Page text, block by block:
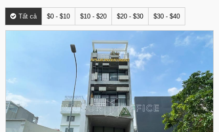
Tất cả $0 - $10 $10 - $20 $20 - $30 $30 - $40